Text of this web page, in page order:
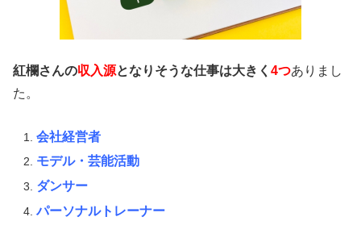
紅欄さんの収入源となりそうな仕事は大きく 4つありまし
た。
会社経営者
モデル・芸能活動
ダンサー
パーソナルトレーナー